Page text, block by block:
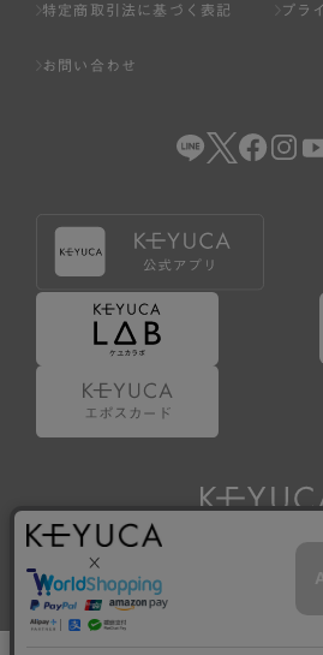
特定商取引法に基づく表記 プラ
お問い合わせ
Copyright © KAWAJUN Co., Ltd.